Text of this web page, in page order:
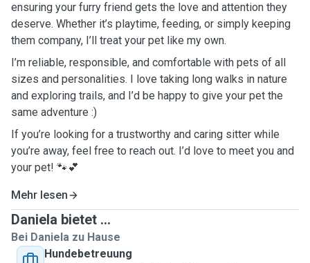
ensuring your furry friend gets the love and attention they
deserve. Whether it’s playtime, feeding, or simply keeping
them company, I’ll treat your pet like my own.
I’m reliable, responsible, and comfortable with pets of all
sizes and personalities. I love taking long walks in nature
and exploring trails, and I’d be happy to give your pet the
same adventure :)
If you’re looking for a trustworthy and caring sitter while
you’re away, feel free to reach out. I’d love to meet you and
your pet! 🐾💕
Mehr lesen
Daniela bietet ...
Bei Daniela zu Hause
Hundebetreuung